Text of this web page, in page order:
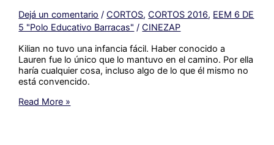
Dejá un comentario /CORTOS,CORTOS 2016, EEM 6 DE
5 "Polo Educativo Barracas" /CINEZAP
Kilian no tuvo una infancia fácil. Haber conocido a
Lauren fue lo único que lo mantuvo en el camino. Por ella
haría cualquier cosa, incluso algo de lo que él mismo no
está convencido.
#120_
Read More »